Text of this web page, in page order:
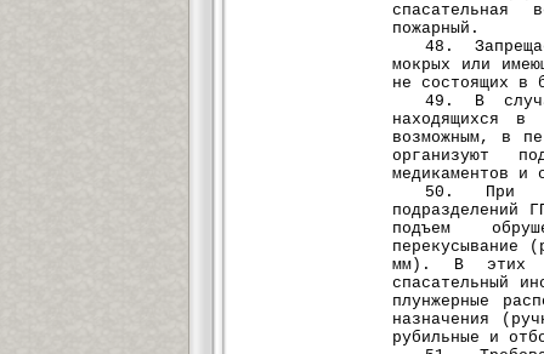
спасательная
пожарный.
48.
мокрых или
не состоящих в
49. В
находящихся в
возможным, в
организуют
медикаментов и
50. При
подразделений
подъем
перекусывание
мм). В этих
спасательный
плунжерные
назначения
рубильные и